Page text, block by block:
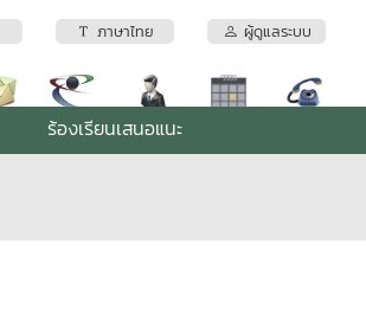
ภาษาไทย ผู้ดูแลระบบ
ร้องเรียนเสนอแนะ